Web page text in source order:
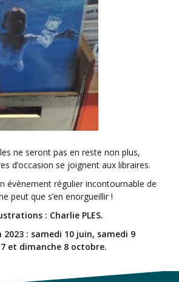
ne seront pas en reste non plus,
d’occasion se joignent aux libraires.
évènement régulier incontournable de
peut que s’en enorgueillir !
: Charlie PLES.
2023 : samedi 10 juin, samedi 9
et dimanche 8 octobre.